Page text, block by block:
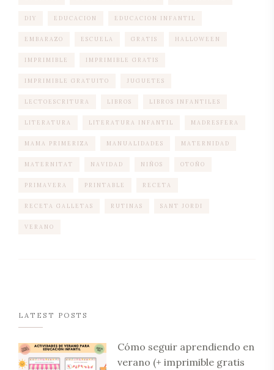
DIY EDUCACION EDUCACION INFANTIL
EMBARAZO ESCUELA GRATIS HALLOWEEN
IMPRIMIBLE IMPRIMIBLE GRATIS
IMPRIMIBLE GRATUITO JUGUETES
LECTOESCRITURA LIBROS LIBROS INFANTILES
LITERATURA LITERATURA INFANTIL MADRESFERA
MAMA PRIMERIZA MANUALIDADES MATERNIDAD
MATERNITAT NAVIDAD NIÑOS OTOÑO
PRIMAVERA PRINTABLE RECETA
RECETA GALLETAS RUTINAS SANT JORDI
VERANO
LATEST POSTS
Cómo seguir aprendiendo en
verano (+ imprimible gratis